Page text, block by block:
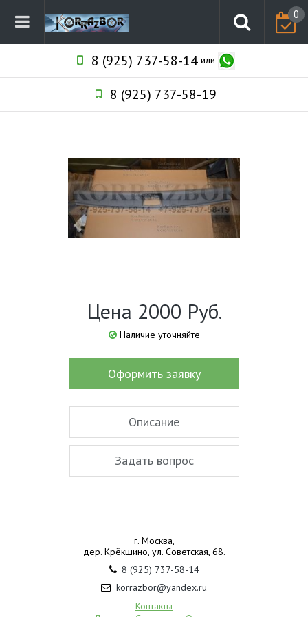
0
8 (925) 737-58-14или
8 (925) 737-58-19
Цена 2000 Руб.
Наличие уточняйте
Оформить заявку
Описание
Задать вопрос
г. Москва,
дер. Крёкшино, ул. Советская, 68.
8 (925) 737-58-14
korrazbor@yandex.ru
Контакты